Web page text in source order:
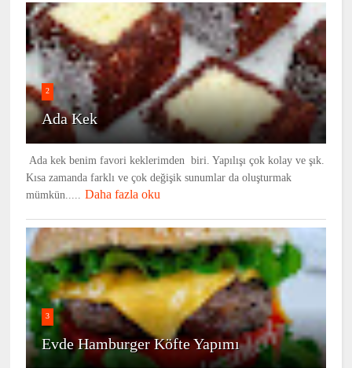
2
Ada Kek
Ada kek benim favori keklerimden biri. Yapılışı çok kolay ve şık.
Kısa zamanda farklı ve çok değişik sunumlar da oluşturmak
mümkün..... Daha fazla oku
3
Evde Hamburger Köfte Yapımı